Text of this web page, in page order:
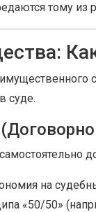
тому из
суде.
на
«50/50»